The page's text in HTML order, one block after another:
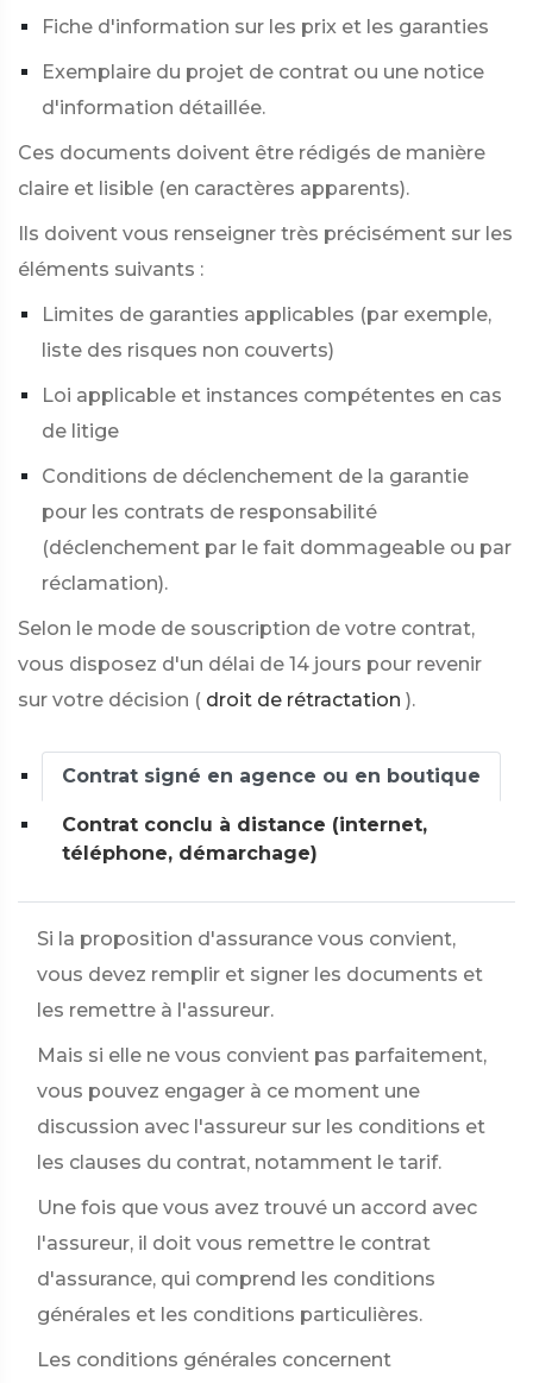
Fiche d'information sur les prix et les garanties
Exemplaire du projet de contrat ou une notice
d'information détaillée.
Ces documents doivent être rédigés de manière
claire et lisible (en caractères apparents).
Ils doivent vous renseigner très précisément sur les
éléments suivants :
Limites de garanties applicables (par exemple,
liste des risques non couverts)
Loi applicable et instances compétentes en cas
de litige
Conditions de déclenchement de la garantie
pour les contrats de responsabilité
(déclenchement par le fait dommageable ou par
réclamation).
Selon le mode de souscription de votre contrat,
vous disposez d'un délai de 14 jours pour revenir
sur votre décision ( droit de rétractation ).
Contrat signé en agence ou en boutique
Contrat conclu à distance (internet,
téléphone, démarchage)
Si la proposition d'assurance vous convient,
vous devez remplir et signer les documents et
les remettre à l'assureur.
Mais si elle ne vous convient pas parfaitement,
vous pouvez engager à ce moment une
discussion avec l'assureur sur les conditions et
les clauses du contrat, notamment le tarif.
Une fois que vous avez trouvé un accord avec
l'assureur, il doit vous remettre le contrat
d'assurance, qui comprend les conditions
générales et les conditions particulières.
Les conditions générales concernent